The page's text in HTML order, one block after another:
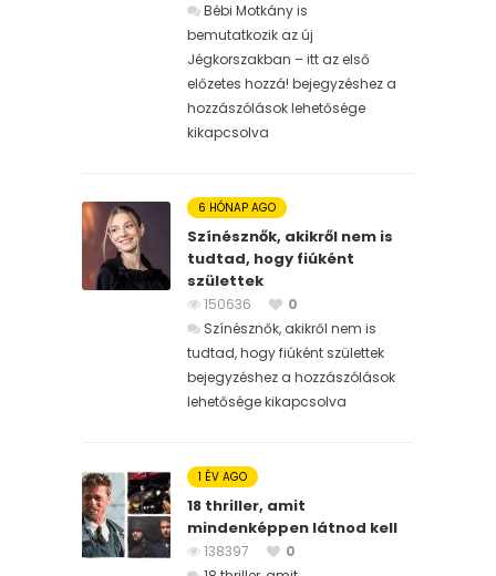
Bébi Motkány is
bemutatkozik az új
Jégkorszakban – itt az első
előzetes hozzá! bejegyzéshez a
hozzászólások lehetősége
kikapcsolva
6 HÓNAP AGO
Színésznők, akikről nem is
tudtad, hogy fiúként
születtek
150636
0
Színésznők, akikről nem is
tudtad, hogy fiúként születtek
bejegyzéshez a hozzászólások
lehetősége kikapcsolva
1 ÉV AGO
18 thriller, amit
mindenképpen látnod kell
138397
0